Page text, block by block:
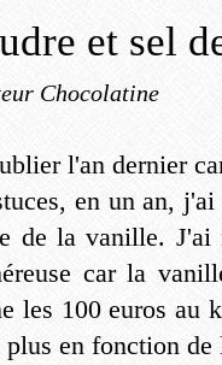
et sel
Chocolatine
l'an dernier
en un an,
de la vanille. J'ai
car la
les 100 euros au
en fonction de